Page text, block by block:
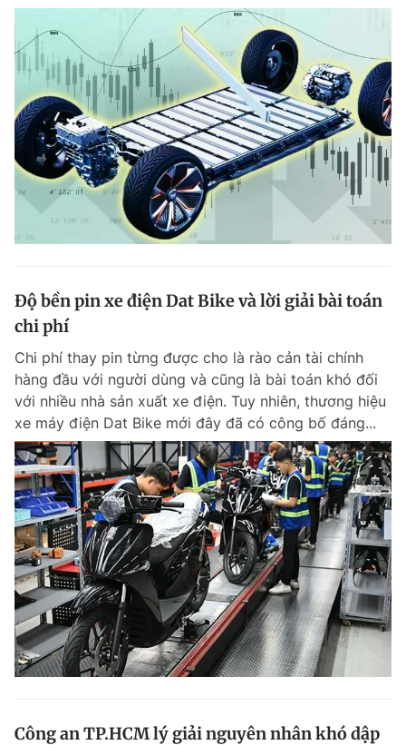
Độ bền pin xe điện Dat Bike và lời giải bài toán
chi phí
Chi phí thay pin từng được cho là rào cản tài chính
hàng đầu với người dùng và cũng là bài toán khó đối
với nhiều nhà sản xuất xe điện. Tuy nhiên, thương hiệu
xe máy điện Dat Bike mới đây đã có công bố đáng...
Công an TP.HCM lý giải nguyên nhân khó dập